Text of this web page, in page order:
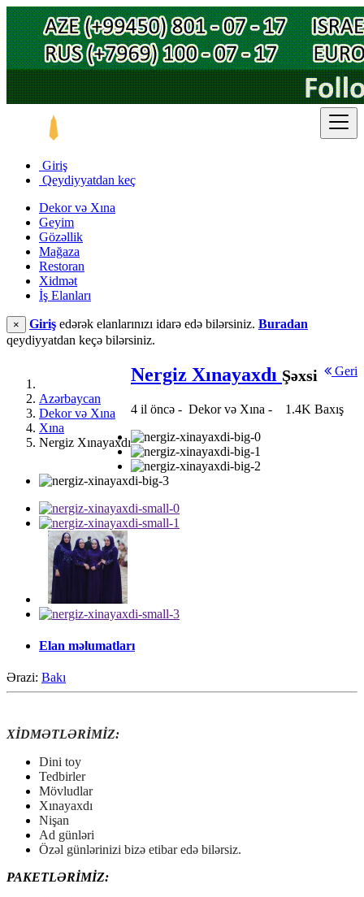
Giriş
Qeydiyyatdan keç
Dekor və Xına
Geyim
Gözəllik
Mağaza
Restoran
Xidmət
İş Elanları
× Giriş edərək elanlarınızı idarə edə bilərsiniz. Buradan
qeydiyyatdan keçə bilərsiniz.
Azərbaycan
Dekor və Xına
Xına
Nergiz Xınayaxdı
Geri
Nergiz Xınayaxdı Şəxsi
4 il öncə - Dekor və Xına - 1.4K Baxış
Elan məlumatları
Ərazi: Bakı
XİDMƏTLƏRİMİZ:
Dini toy
Tedbirler
Mövludlar
Xınayaxdı
Nişan
Ad günləri
Özəl günlərinizi bizə etibar edə bilərsiz.
PAKETLƏRİMİZ: